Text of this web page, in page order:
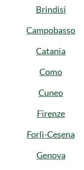
Brindisi
Campobasso
Catania
Como
Cuneo
Firenze
Forlì-Cesena
Genova